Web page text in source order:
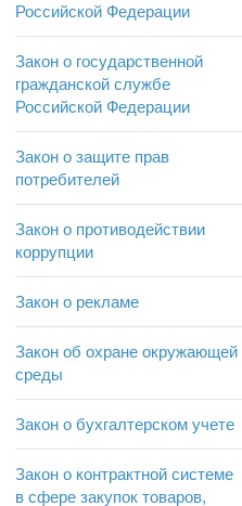
Российской Федерации
Закон о государственной
гражданской службе
Российской Федерации
Закон о защите прав
потребителей
Закон о противодействии
коррупции
Закон о рекламе
Закон об охране окружающей
среды
Закон о бухгалтерском учете
Закон о контрактной системе
в сфере закупок товаров,